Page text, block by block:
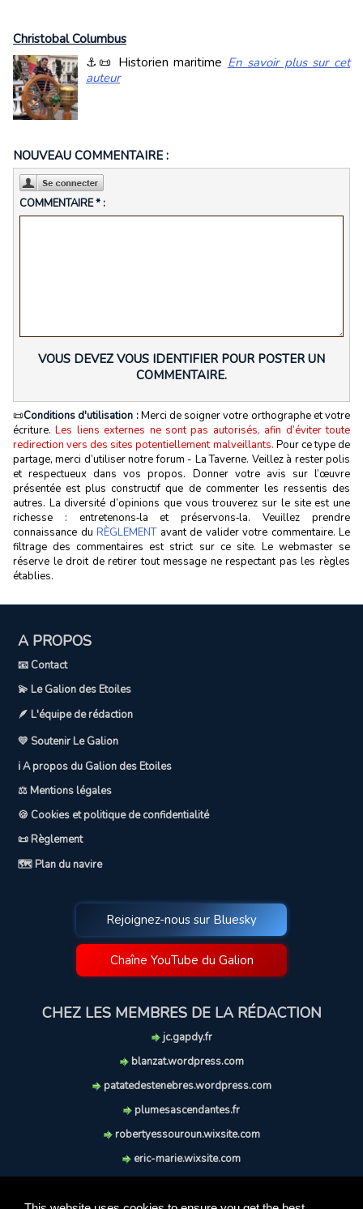
Christobal Columbus
⚓📜 Historien maritime En savoir plus sur cet
auteur
NOUVEAU COMMENTAIRE :
COMMENTAIRE * :
VOUS DEVEZ VOUS IDENTIFIER POUR POSTER UN
COMMENTAIRE.
📜Conditions d'utilisation :Merci de soigner votre orthographe et votre
écriture.Les liens externes ne sont pas autorisés, afin d’éviter toute
redirection vers des sites potentiellement malveillants. Pour ce type de
partage, merci d’utiliser notre forum - La Taverne. Veillez à rester polis
et respectueux dans vos propos. Donner votre avis sur l’œuvre
présentée est plus constructif que de commenter les ressentis des
autres. La diversité d’opinions que vous trouverez sur le site est une
richesse : entretenons‑la et préservons‑la. Veuillez prendre
connaissance du RÈGLEMENTavant de valider votre commentaire. Le
filtrage des commentaires est strict sur ce site. Le webmaster se
réserve le droit de retirer tout message ne respectant pas les règles
établies.
A PROPOS
📧 Contact
💫 Le Galion des Etoiles
🪶 L'équipe de rédaction
💛 Soutenir Le Galion
ℹ️ A propos du Galion des Etoiles
⚖️ Mentions légales
🍪 Cookies et politique de confidentialité
📜 Règlement
🗺️ Plan du navire
Rejoignez-nous sur Bluesky
Chaîne YouTube du Galion
CHEZ LES MEMBRES DE LA RÉDACTION
jc.gapdy.fr
blanzat.wordpress.com
patatedestenebres.wordpress.com
plumesascendantes.fr
robertyessouroun.wixsite.com
eric-marie.wixsite.com